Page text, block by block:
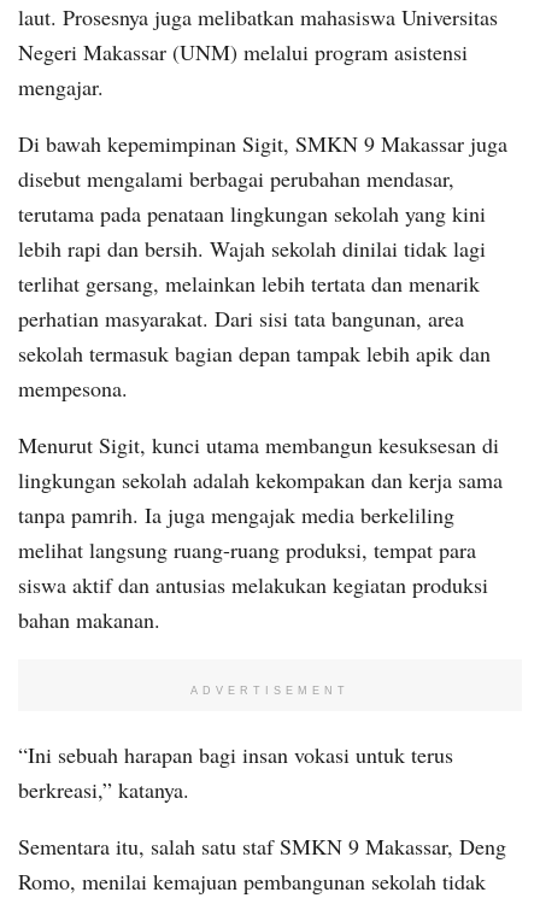
laut. Prosesnya juga melibatkan mahasiswa Universitas
Negeri Makassar (UNM) melalui program asistensi
mengajar.
Di bawah kepemimpinan Sigit, SMKN 9 Makassar juga
disebut mengalami berbagai perubahan mendasar,
terutama pada penataan lingkungan sekolah yang kini
lebih rapi dan bersih. Wajah sekolah dinilai tidak lagi
terlihat gersang, melainkan lebih tertata dan menarik
perhatian masyarakat. Dari sisi tata bangunan, area
sekolah termasuk bagian depan tampak lebih apik dan
mempesona.
Menurut Sigit, kunci utama membangun kesuksesan di
lingkungan sekolah adalah kekompakan dan kerja sama
tanpa pamrih. Ia juga mengajak media berkeliling
melihat langsung ruang-ruang produksi, tempat para
siswa aktif dan antusias melakukan kegiatan produksi
bahan makanan.
ADVERTISEMENT
“Ini sebuah harapan bagi insan vokasi untuk terus
berkreasi,” katanya.
Sementara itu, salah satu staf SMKN 9 Makassar, Deng
Romo, menilai kemajuan pembangunan sekolah tidak